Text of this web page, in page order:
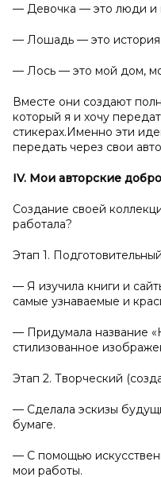
— Девочка — это люди и
— Лошадь — это история
— Лось — это мой дом,
Вместе они создают
который я и хочу
стикерах.Именно эти
передать через свои
IV. Мои авторские
Создание своей
работала?
Этап 1.
— Я изучила книги и
самые узнаваемые и
— Придумала название
стилизованное
Этап 2. Творческий
— Сделала эскизы
бумаге.
— С помощью
мои работы.